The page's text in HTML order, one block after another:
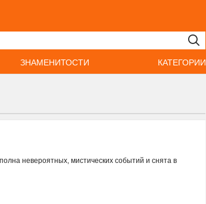
ЗНАМЕНИТОСТИ КАТЕГОРИИ
невероятных, мистических событий и снята в